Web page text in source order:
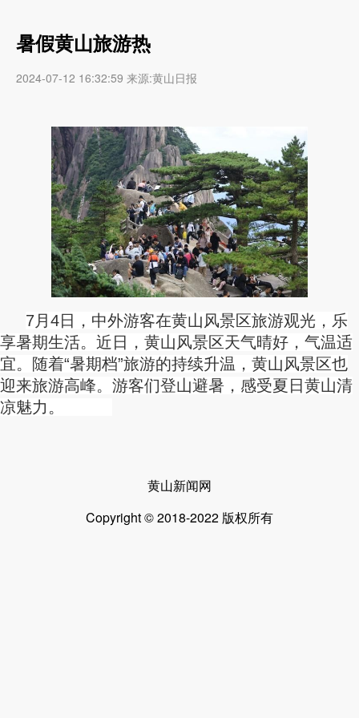
暑假黄山旅游热
2024-07-12 16:32:59 来源:黄山日报
7月4日，中外游客在黄山风景区旅游观光，乐
享暑期生活。近日，黄山风景区天气晴好，气温适
宜。随着“暑期档”旅游的持续升温，黄山风景区也
迎来旅游高峰。游客们登山避暑，感受夏日黄山清
凉魅力。
黄山新闻网
Copyright © 2018-2022 版权所有